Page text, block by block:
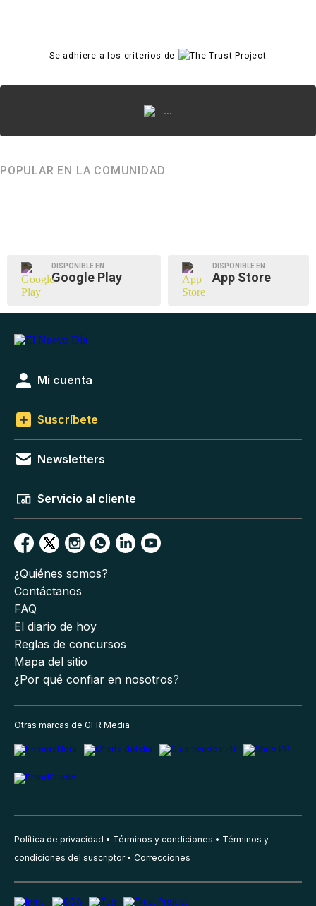
Se adhiere a los criterios de
...
POPULAR EN LA COMUNIDAD
DISPONIBLE EN
Google Play
DISPONIBLE EN
App Store
Mi cuenta
Suscríbete
Newsletters
Servicio al cliente
¿Quiénes somos?
Contáctanos
FAQ
El diario de hoy
Reglas de concursos
Mapa del sitio
¿Por qué confiar en nosotros?
Otras marcas de GFR Media
Política de privacidad Términos y condiciones
Términos y
condiciones del suscriptor
Correcciones